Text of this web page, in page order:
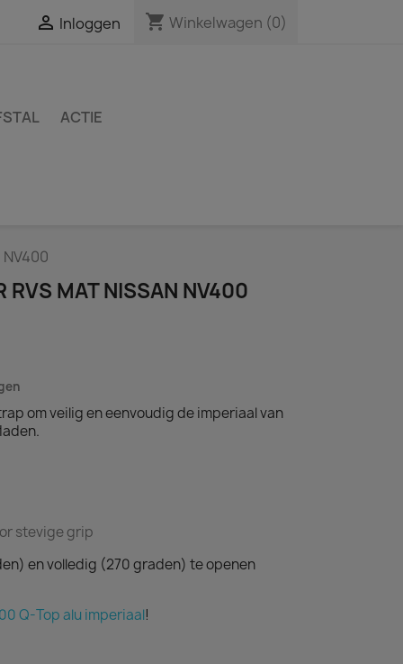
 Inloggen shopping_cart Winkelwagen (0)
ACTIE
RVS MAT NISSAN NV400
om veilig en eenvoudig de imperiaal van
stevige grip
en volledig (270 graden) te openen
Q-Top alu imperiaal!